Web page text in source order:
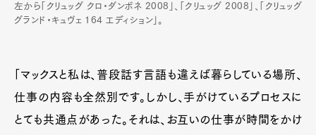
左から「クリュッグ クロ・ダンボネ 2008」、「クリュッグ 2008」、「クリュッグ
グランド・キュヴェ 164 エディション」。
「マックスと私は、普段話す言語も違えば暮らしている場所、
仕事の内容も全然別です。しかし、手がけているプロセスに
とても共通点があった。それは、お互いの仕事が時間をかけ